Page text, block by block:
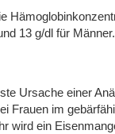
13 g/dl für Männer.
Ursache einer
Frauen im
wird ein